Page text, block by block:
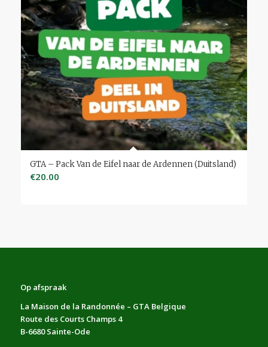
GTA – Pack Van de Eifel naar de Ardennen (Duitsland)
€20.00
Op afspraak
La Maison de la Randonnée – GTA Belgique
Route des Courts Champs 4
B-6680 Sainte-Ode